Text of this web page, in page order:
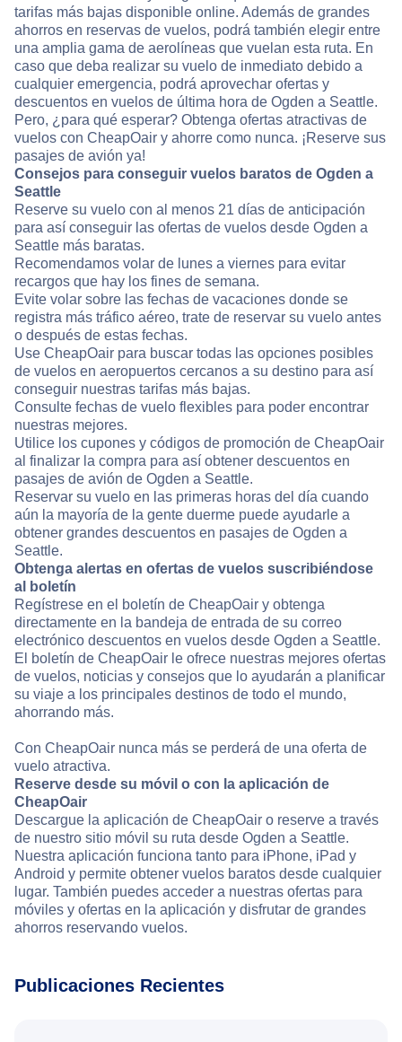
tarifas más bajas disponible online. Además de grandes
ahorros en reservas de vuelos, podrá también elegir entre
una amplia gama de aerolíneas que vuelan esta ruta. En
caso que deba realizar su vuelo de inmediato debido a
cualquier emergencia, podrá aprovechar ofertas y
descuentos en vuelos de última hora de Ogden a Seattle.
Pero, ¿para qué esperar? Obtenga ofertas atractivas de
vuelos con CheapOair y ahorre como nunca. ¡Reserve sus
pasajes de avión ya!
Consejos para conseguir vuelos baratos de Ogden a
Seattle
Reserve su vuelo con al menos 21 días de anticipación
para así conseguir las ofertas de vuelos desde Ogden a
Seattle más baratas.
Recomendamos volar de lunes a viernes para evitar
recargos que hay los fines de semana.
Evite volar sobre las fechas de vacaciones donde se
registra más tráfico aéreo, trate de reservar su vuelo antes
o después de estas fechas.
Use CheapOair para buscar todas las opciones posibles
de vuelos en aeropuertos cercanos a su destino para así
conseguir nuestras tarifas más bajas.
Consulte fechas de vuelo flexibles para poder encontrar
nuestras mejores.
Utilice los cupones y códigos de promoción de CheapOair
al finalizar la compra para así obtener descuentos en
pasajes de avión de Ogden a Seattle.
Reservar su vuelo en las primeras horas del día cuando
aún la mayoría de la gente duerme puede ayudarle a
obtener grandes descuentos en pasajes de Ogden a
Seattle.
Obtenga alertas en ofertas de vuelos suscribiéndose
al boletín
Regístrese en el boletín de CheapOair y obtenga
directamente en la bandeja de entrada de su correo
electrónico descuentos en vuelos desde Ogden a Seattle.
El boletín de CheapOair le ofrece nuestras mejores ofertas
de vuelos, noticias y consejos que lo ayudarán a planificar
su viaje a los principales destinos de todo el mundo,
ahorrando más.
Con CheapOair nunca más se perderá de una oferta de
vuelo atractiva.
Reserve desde su móvil o con la aplicación de
CheapOair
Descargue la aplicación de CheapOair o reserve a través
de nuestro sitio móvil su ruta desde Ogden a Seattle.
Nuestra aplicación funciona tanto para iPhone, iPad y
Android y permite obtener vuelos baratos desde cualquier
lugar. También puedes acceder a nuestras ofertas para
móviles y ofertas en la aplicación y disfrutar de grandes
ahorros reservando vuelos.
Publicaciones Recientes